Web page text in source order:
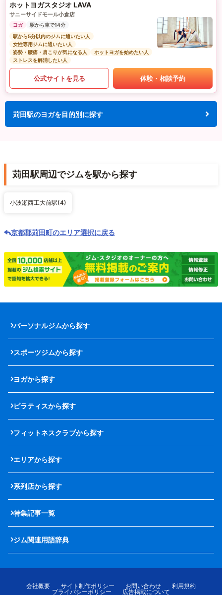
ホットヨガスタジオ LAVA
サニーサイドモール小倉店
ヨガ
駅から車で14分
駅から5分以内のジムに通いたい人
女性専用ジムに通いたい人
姿勢・腰痛・肩こりが気になる人
ホットヨガを始めたい人
ストレスを解消したい人
公式サイトを見る 体験・相談予約
苅田駅のヨガを目的別に探す
苅田駅周辺でジムを駅から探す
小波瀬西工大前駅(4)
京都郡苅田町のエリア選択に戻る
パーソナルジムから探す
スポーツジムから探す
ヨガから探す
ピラティスから探す
フィットネスクラブから探す
エリアから探す
系列店から探す
特集記事一覧
ジム関連用語辞典
会社概要 サイト制作ポリシー お問い合わせ
利用規約
プライバシーポリシー
広告掲載について